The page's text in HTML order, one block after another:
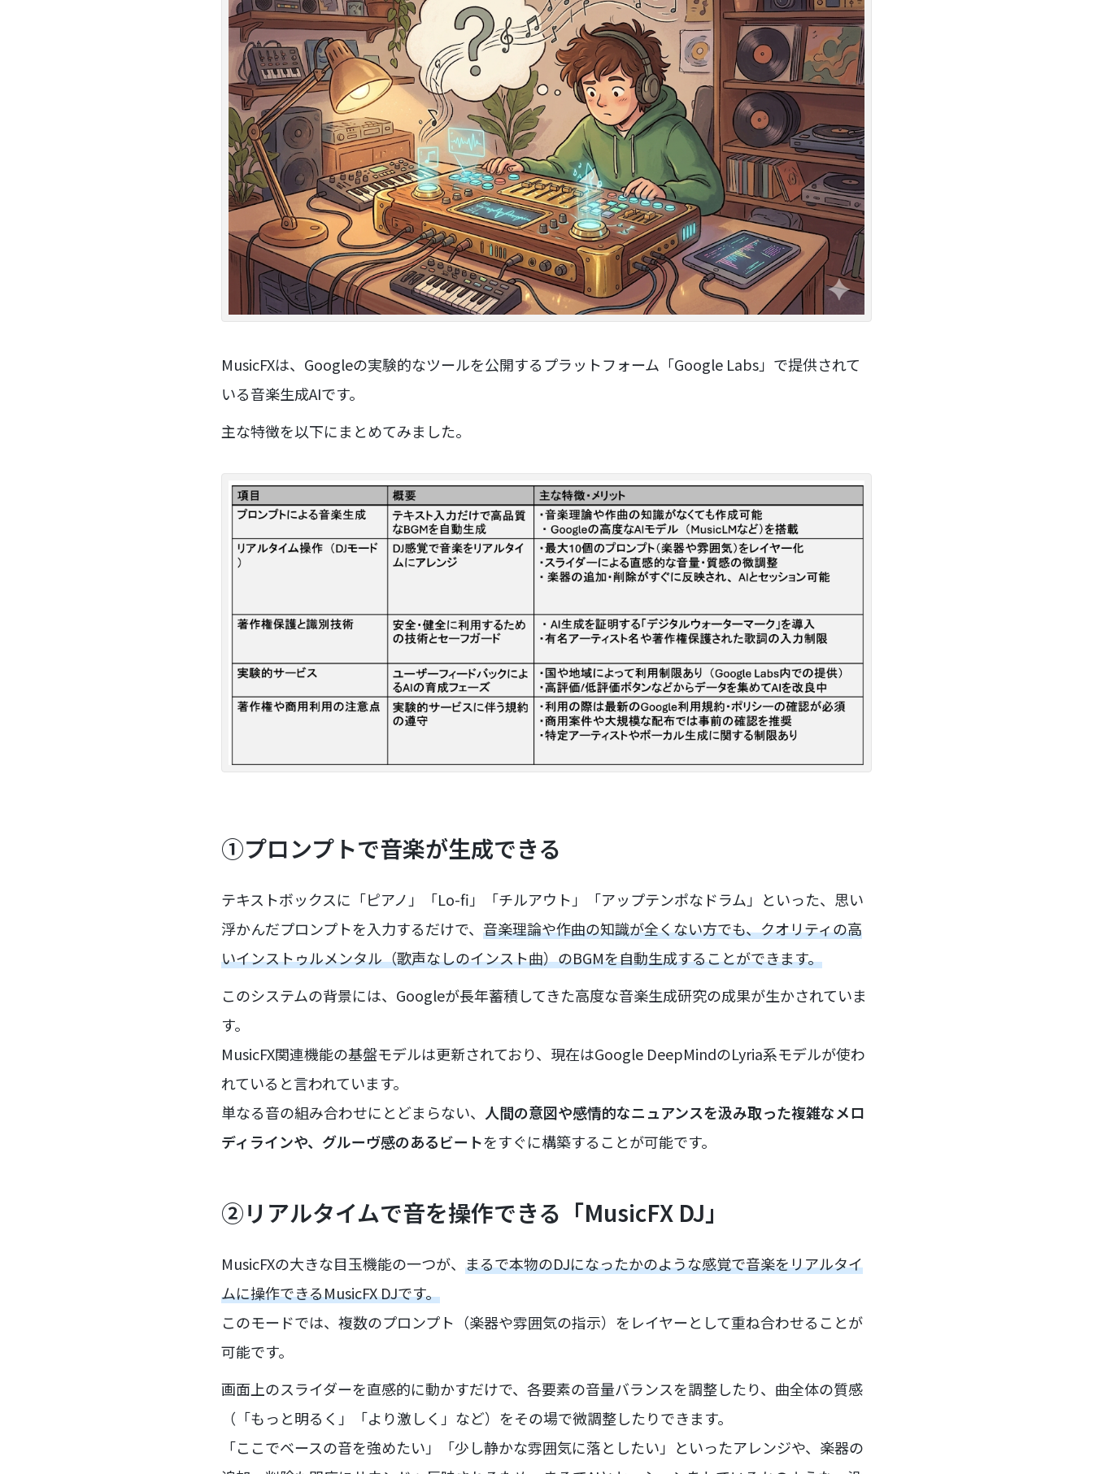
MusicFXは、Googleの実験的なツールを公開するプラットフォーム「Google Labs」で提供されて
いる音楽生成AIです。
主な特徴を以下にまとめてみました。
①プロンプトで音楽が生成できる
テキストボックスに「ピアノ」「Lo-fi」「チルアウト」「アップテンポなドラム」といった、思い
浮かんだプロンプトを入力するだけで、 音楽理論や作曲の知識が全くない方でも、クオリティの高
いインストゥルメンタル（歌声なしのインスト曲）のBGMを自動生成することができます。
このシステムの背景には、Googleが長年蓄積してきた高度な音楽生成研究の成果が生かされていま
す。
MusicFX関連機能の基盤モデルは更新されており、現在はGoogle DeepMindのLyria系モデルが使わ
れていると言われています。
単なる音の組み合わせにとどまらない、 人間の意図や感情的なニュアンスを汲み取った複雑なメロ
ディラインや、グルーヴ感のあるビートをすぐに構築することが可能です。
②リアルタイムで音を操作できる「MusicFX DJ」
MusicFXの大きな目玉機能の一つが、 まるで本物のDJになったかのような感覚で音楽をリアルタイ
ムに操作できるMusicFX DJです。
このモードでは、複数のプロンプト（楽器や雰囲気の指示）をレイヤーとして重ね合わせることが
可能です。
画面上のスライダーを直感的に動かすだけで、各要素の音量バランスを調整したり、曲全体の質感
（「もっと明るく」「より激しく」など）をその場で微調整したりできます。
「ここでベースの音を強めたい」「少し静かな雰囲気に落としたい」といったアレンジや、楽器の